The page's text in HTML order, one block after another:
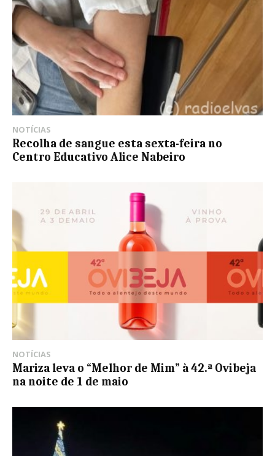
NOTÍCIAS
Recolha de sangue esta sexta-feira no
Centro Educativo Alice Nabeiro
NOTÍCIAS
Mariza leva o “Melhor de Mim” à 42.ª Ovibeja
na noite de 1 de maio